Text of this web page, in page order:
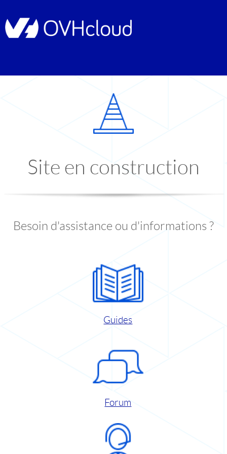
Site en construction
Besoin d'assistance ou d'informations ?
Guides
Forum